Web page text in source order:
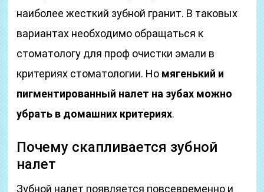
наиболее жесткий зубной гранит. В таковых
вариантах необходимо обращаться к
стоматологу для проф очистки эмали в
критериях стоматологии. Но мягенький и
пигментированный налет на зубах можно
убрать в домашних критериях.
Почему скапливается зубной
налет
Зубной налет появляется повсевременно и